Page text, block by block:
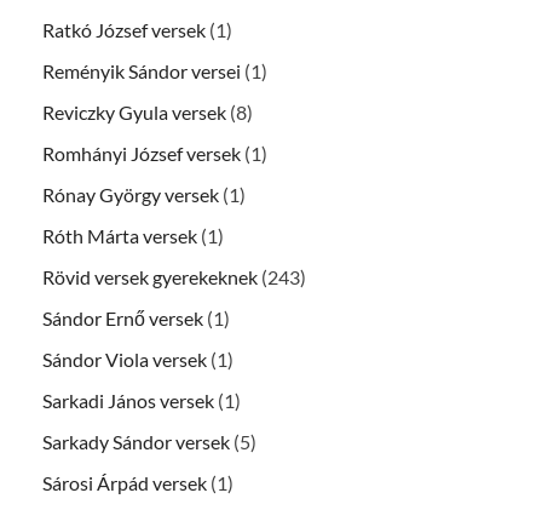
Ratkó József versek (1)
Reményik Sándor versei (1)
Reviczky Gyula versek (8)
Romhányi József versek (1)
Rónay György versek (1)
Róth Márta versek (1)
Rövid versek gyerekeknek (243)
Sándor Ernő versek (1)
Sándor Viola versek (1)
Sarkadi János versek (1)
Sarkady Sándor versek (5)
Sárosi Árpád versek (1)